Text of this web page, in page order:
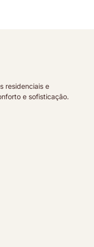
residenciais e
e sofisticação.